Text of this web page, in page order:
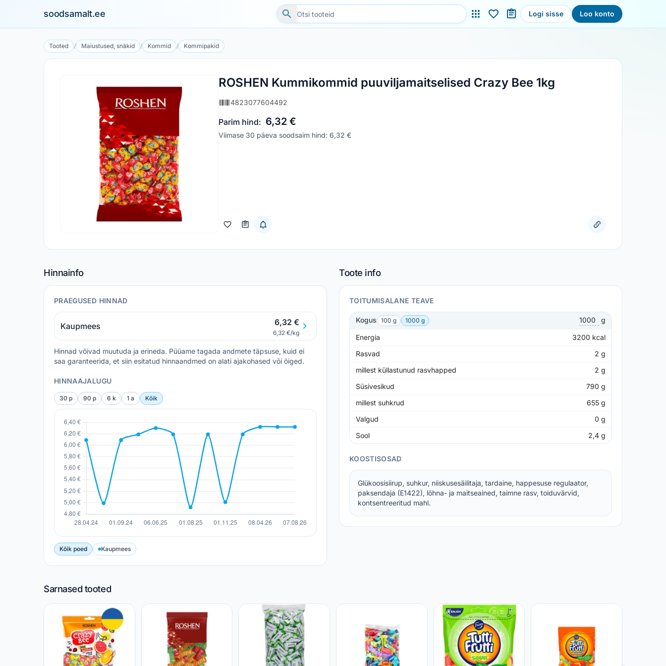
soodsamalt.ee Logi sisse Loo konto
Tooted / Maiustused, snäkid / Kommid / Kommipakid
ROSHEN Kummikommid puuviljamaitselised Crazy Bee 1kg
4823077604492
Parim hind: 6,32 €
Viimase 30 päeva soodsaim hind: 6,32 €
Hinnainfo
PRAEGUSED HINNAD
Kaupmees 6,32 €
6,32 €/kg
Hinnad võivad muutuda ja erineda. Püüame tagada andmete täpsuse, kuid ei
saa garanteerida, et siin esitatud hinnaandmed on alati ajakohased või õiged.
HINNAAJALUGU
30 p 90 p 6 k 1 a Kõik
Kõik poed Kaupmees
Toote info
TOITUMISALANE TEAVE
Kogus 100 g 1000 g g
Energia 3200 kcal
Rasvad
2 g
millest küllastunud rasvhapped
2 g
Süsivesikud
790 g
millest suhkrud
655 g
Valgud
0 g
Sool
2,4 g
KOOSTISOSAD
Glükoosisiirup, suhkur, niiskusesäilitaja, tardaine, happesuse regulaator,
paksendaja (E1422), lõhna- ja maitseained, taimne rasv, toiduvärvid,
kontsentreeritud mahl.
Sarnased tooted